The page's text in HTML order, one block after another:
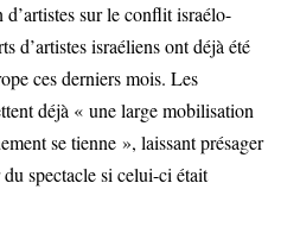
sur le conflit israélo-
d’artistes israéliens ont déjà été
ces derniers mois. Les
déjà « une large mobilisation
se tienne », laissant présager
spectacle si celui-ci était